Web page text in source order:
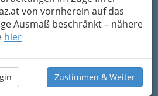
von vornherein auf das
Ausmaß beschränkt – nähere
hier
Zustimmen & Weiter
mir, dass diese
Leben waren